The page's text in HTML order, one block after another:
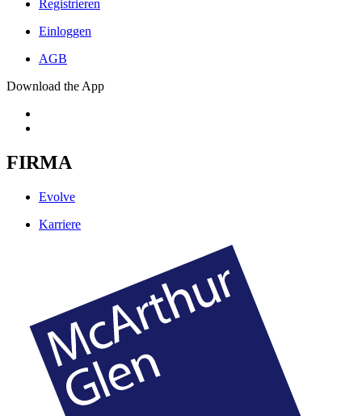
Registrieren
Einloggen
AGB
Download the App
FIRMA
Evolve
Karriere